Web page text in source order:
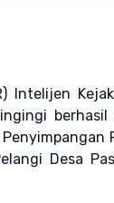
Intelijen
Desa